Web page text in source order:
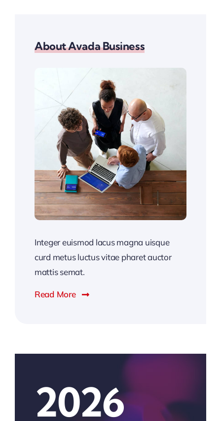
About Avada Business
Integer euismod lacus magna uisque
curd metus luctus vitae pharet auctor
mattis semat.
Read More
2026